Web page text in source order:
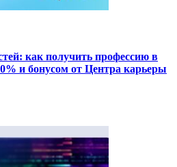
как получить профессию в
и бонусом от Центра карьеры